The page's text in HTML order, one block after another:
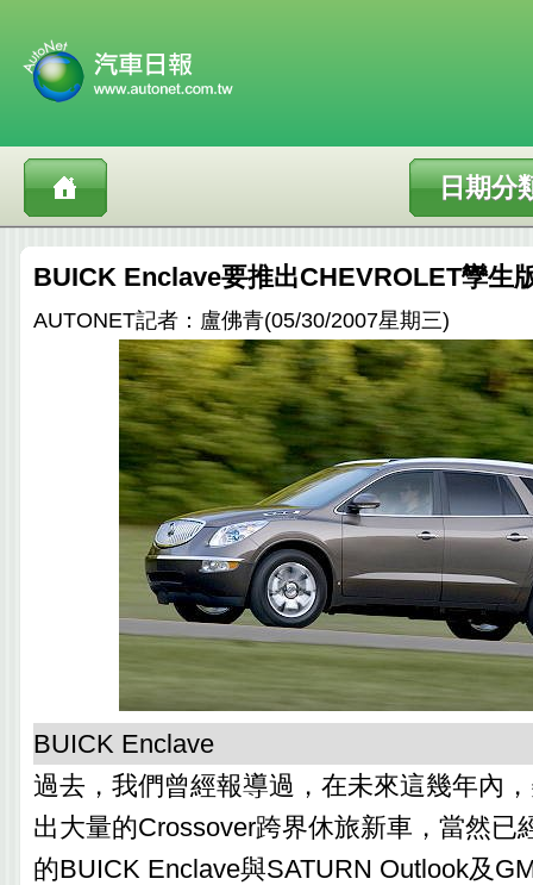
日期分
BUICK Enclave要推出CHEVROLET孿生
AUTONET記者：盧佛青(05/30/2007星期三)
BUICK Enclave
過去，我們曾經報導過，在未來這幾年內
出大量的Crossover跨界休旅新車，當然已
的BUICK Enclave與SATURN Outlook及